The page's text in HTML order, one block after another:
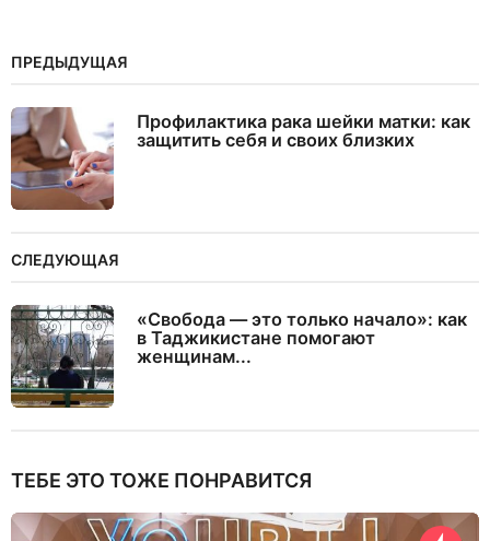
ПРЕДЫДУЩАЯ
Профилактика рака шейки матки: как
защитить себя и своих близких
СЛЕДУЮЩАЯ
«Свобода — это только начало»: как
в Таджикистане помогают
женщинам...
ТЕБЕ ЭТО ТОЖЕ ПОНРАВИТСЯ